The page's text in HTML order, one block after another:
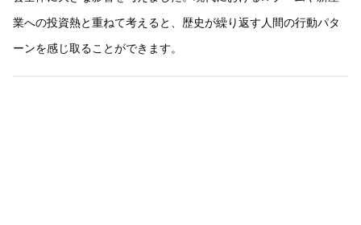
業への投資熱と重ねて考えると、歴史が繰り返す人間の行動パタ
ーンを感じ取ることができます。